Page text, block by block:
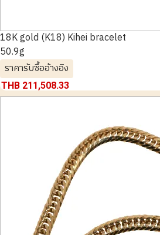
18K gold (K18) Kihei bracelet
50.9g
ราคารับซื้ออ้างอิง
THB 211,508.33